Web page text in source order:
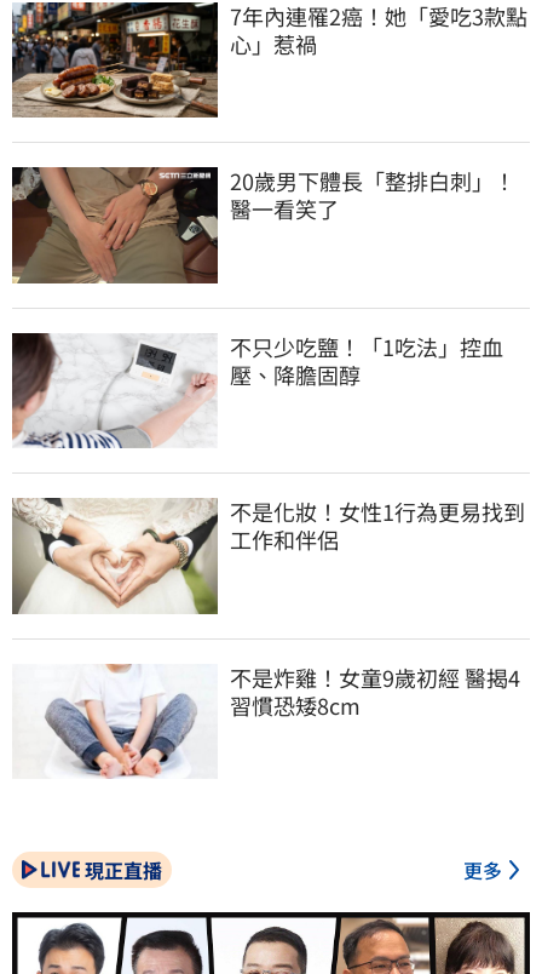
7年內連罹2癌！她「愛吃3款點
心」惹禍
20歲男下體長「整排白刺」！
醫一看笑了
不只少吃鹽！「1吃法」控血
壓、降膽固醇
不是化妝！女性1行為更易找到
工作和伴侶
不是炸雞！女童9歲初經 醫揭4
習慣恐矮8cm
現正直播 更多